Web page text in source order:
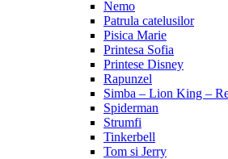
Nemo
Patrula catelusilor
Pisica Marie
Printesa Sofia
Printese Disney
Rapunzel
Simba – Lion King –
Spiderman
Strumfi
Tinkerbell
Tom si Jerry